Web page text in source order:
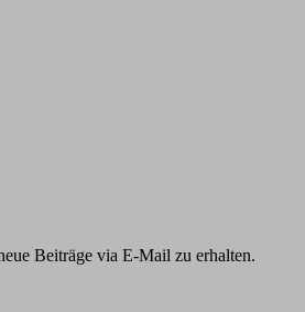
Beiträge via E-Mail zu erhalten.